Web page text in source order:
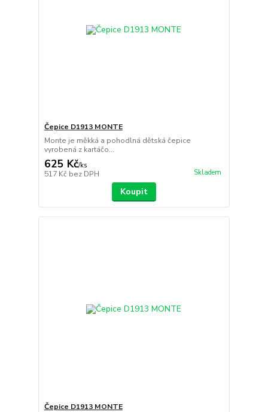
Čepice D1913 MONTE
Monte je měkká a pohodlná dětská čepice
vyrobená z kartáčo...
625 Kč/ks
517 Kč bez DPH Skladem
Koupit
Čepice D1913 MONTE